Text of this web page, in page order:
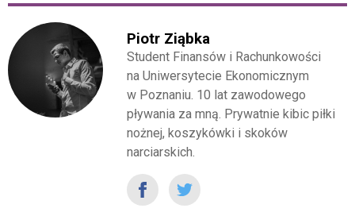
Piotr Ziąbka
Student Finansów i Rachunkowości
na Uniwersytecie Ekonomicznym
w Poznaniu. 10 lat zawodowego
pływania za mną. Prywatnie kibic piłki
nożnej, koszykówki i skoków
narciarskich.